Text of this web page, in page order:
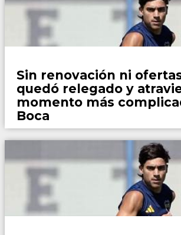
Sin renovación ni
quedó relegado y
momento más
Boca